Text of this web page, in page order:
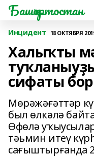
Башҡортостан
Инцидент 18 ОКТЯБРЯ
Халыҡты
сифаты
Мөрәжәғәттәр
был өлкәлә
Өфөлә
тәьмин итеү
сағыштырғанда